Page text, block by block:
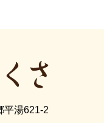
平湯621-2